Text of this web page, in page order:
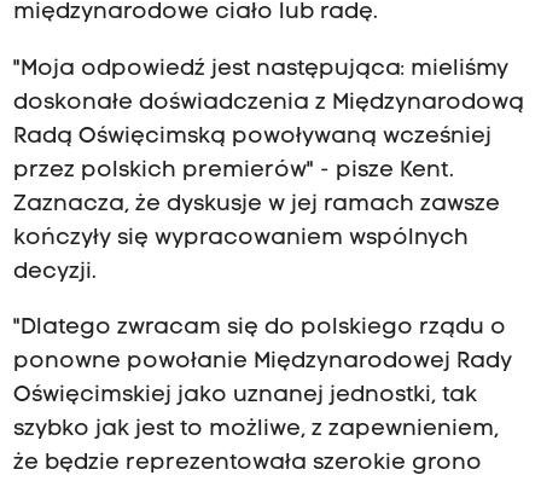
międzynarodowe ciało lub radę.
"Moja odpowiedź jest następująca: mieliśmy
doskonałe doświadczenia z Międzynarodową
Radą Oświęcimską powoływaną wcześniej
przez polskich premierów" - pisze Kent.
Zaznacza, że dyskusje w jej ramach zawsze
kończyły się wypracowaniem wspólnych
decyzji.
"Dlatego zwracam się do polskiego rządu o
ponowne powołanie Międzynarodowej Rady
Oświęcimskiej jako uznanej jednostki, tak
szybko jak jest to możliwe, z zapewnieniem,
że będzie reprezentowała szerokie grono